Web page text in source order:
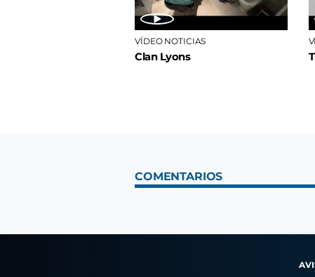
VÍDEO NOTICIAS
Clan Lyons
COMENTARIOS